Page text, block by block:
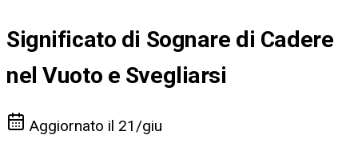
Significato di Sognare di Cadere
nel Vuoto e Svegliarsi
Aggiornato il 21/giu